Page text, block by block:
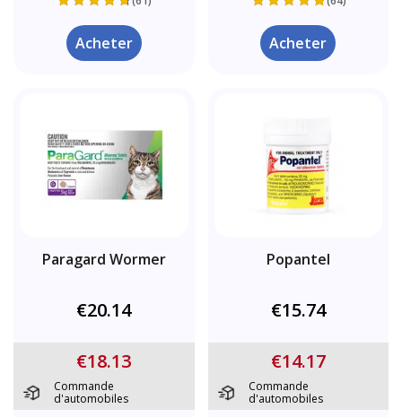
Acheter Acheter
Paragard Wormer
€20.14
€18.13
Commande
d'automobiles
Popantel
€15.74
€14.17
Commande
d'automobiles